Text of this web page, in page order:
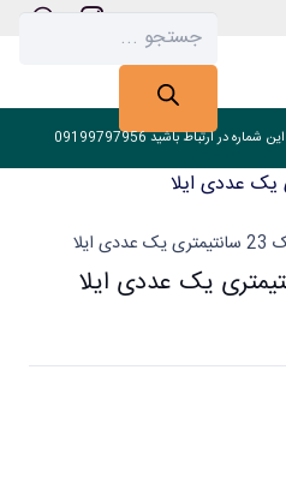
Products
search
در ارتباط باشید 09199797956